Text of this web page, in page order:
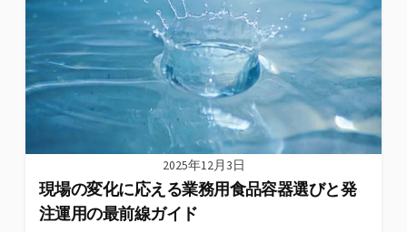
2025年12月3日
現場の変化に応える業務用食品容器選びと発
注運用の最前線ガイド